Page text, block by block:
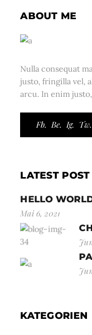
ABOUT ME
Nulla consequat
justo, fringilla vel,
arcu. In enim
Fb. Be. Ig. Tw.
LATEST POST
HELLO
Mai 6, 2021
KATEGORIEN